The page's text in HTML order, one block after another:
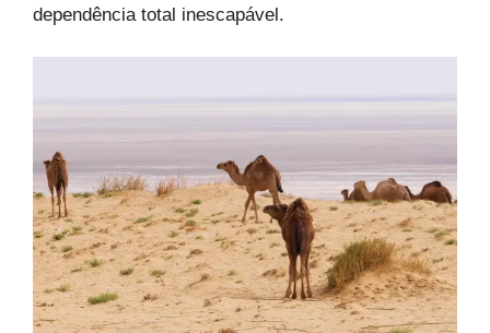
dependência total inescapável.